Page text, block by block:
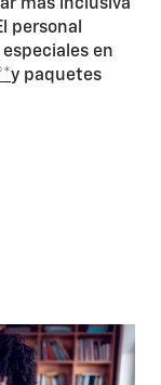
más inclusiva
personal
en
y paquetes